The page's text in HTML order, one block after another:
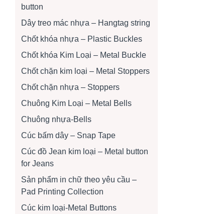
button
Dây treo mác nhựa – Hangtag string
Chốt khóa nhựa – Plastic Buckles
Chốt khóa Kim Loại – Metal Buckle
Chốt chặn kim loại – Metal Stoppers
Chốt chặn nhựa – Stoppers
Chuông Kim Loại – Metal Bells
Chuông nhựa-Bells
Cúc bấm dây – Snap Tape
Cúc đồ Jean kim loại – Metal button
for Jeans
Sản phẩm in chữ theo yêu cầu –
Pad Printing Collection
Cúc kim loại-Metal Buttons